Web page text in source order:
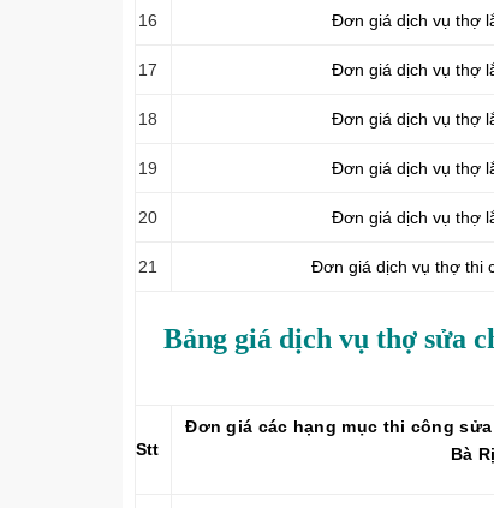
16 Đơn giá dịch vụ thợ
17 Đơn giá dịch vụ thợ
18 Đơn giá dịch vụ thợ
19 Đơn giá dịch vụ thợ
20 Đơn giá dịch vụ thợ
21 Đơn giá dịch vụ thợ thi
Bảng giá dịch vụ thợ sửa
Stt
Đơn giá các hạng mục thi công
Bà